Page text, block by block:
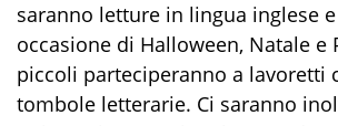
saranno letture in lingua inglese
occasione di Halloween, Natale e
piccoli parteciperanno a lavoretti
tombole letterarie. Ci saranno